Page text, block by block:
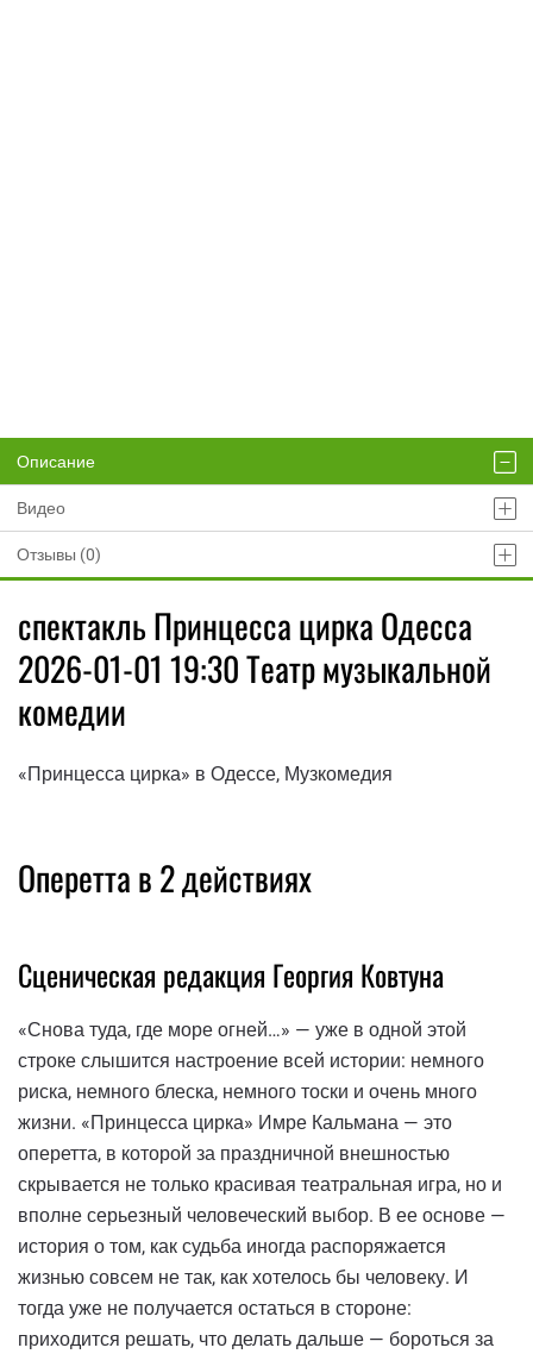
Описание
Видео
Отзывы (0)
спектакль Принцесса цирка Одесса
2026-01-01 19:30 Театр музыкальной
комедии
«Принцесса цирка» в Одессе, Музкомедия
Оперетта в 2 действиях
Сценическая редакция Георгия Ковтуна
«Снова туда, где море огней…» — уже в одной этой
строке слышится настроение всей истории: немного
риска, немного блеска, немного тоски и очень много
жизни. «Принцесса цирка» Имре Кальмана — это
оперетта, в которой за праздничной внешностью
скрывается не только красивая театральная игра, но и
вполне серьезный человеческий выбор. В ее основе —
история о том, как судьба иногда распоряжается
жизнью совсем не так, как хотелось бы человеку. И
тогда уже не получается остаться в стороне:
приходится решать, что делать дальше — бороться за